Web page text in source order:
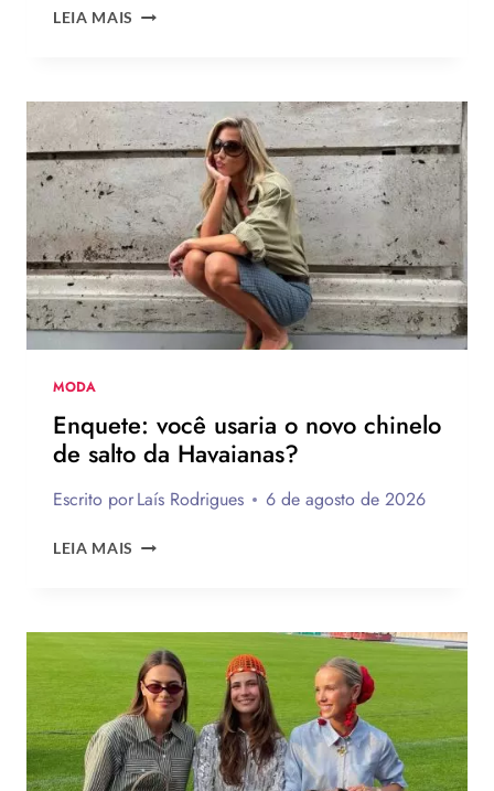
LEIA MAIS
BRANCAS
DECORADAS
FÁCEIS
DE
FAZER
MODA
Enquete: você usaria o novo chinelo
de salto da Havaianas?
Escrito porLaís Rodrigues 6 de agosto de 2026
LEIA MAIS ENQUETE:
NOVO
CHINELO
DE
SALTO
DA
HAVAIANAS?